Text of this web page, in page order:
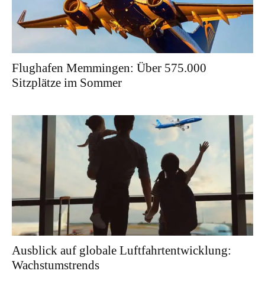
Flughafen Memmingen: Über 575.000
Sitzplätze im Sommer
Ausblick auf globale Luftfahrtentwicklung:
Wachstumstrends